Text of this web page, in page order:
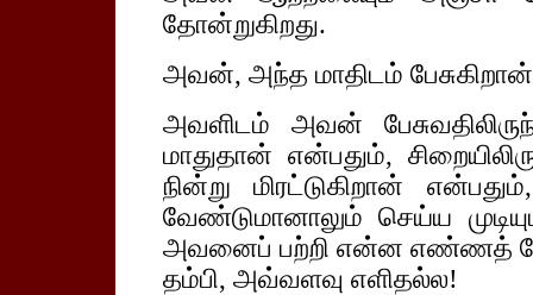
தோன்றுகிறது.
அவன், அந்த மாதிடம்
அவளிடம் அவன்
மாதுதான் என்பதும்,
நின்று மிரட்டுகிறான்
வேண்டுமானாலும் செய்ய
அவனைப் பற்றி என்ன எண்ணத்
தம்பி, அவ்வளவு எளிதல்ல!